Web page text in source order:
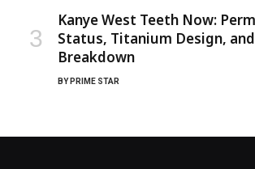
Kanye West Teeth Now:
Status, Titanium Design,
Breakdown
BY PRIME STAR